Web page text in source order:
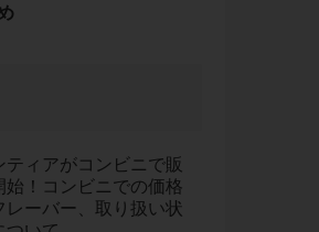
ティアがコンビニで販
始！コンビニでの価格
レーバー、取り扱い状